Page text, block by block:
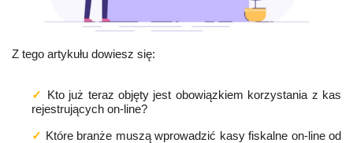
Z tego artykułu dowiesz się:
Kto już teraz objęty jest obowiązkiem korzystania z kas
Które branże muszą wprowadzić kasy fiskalne on-line od